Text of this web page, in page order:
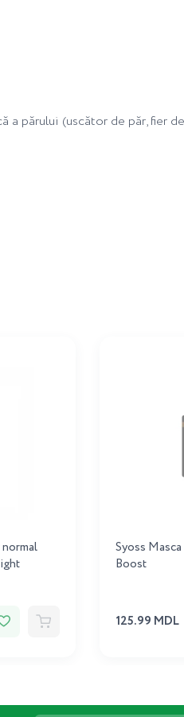
părului (uscător de păr, fier
Syoss
Boost
125.99 MDL